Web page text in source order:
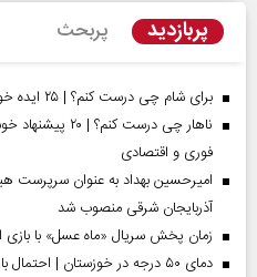
پربازدید پربحث
برای شام چی درست کنم؟ | ۲۵ ایده خوشمزه، ساده و فوری برای شام امشب
ناهار چی درست
فوری و اقتصادی
امیرحسین بهداد به عنوان
آذربایجان شرقی منصوب شد
زمان پخش سریال «ماه عسل» با بازی
دمای ۵۰ درجه در خوزستان | احتمال بارش‌های سیل‌آسا در ۳ استان